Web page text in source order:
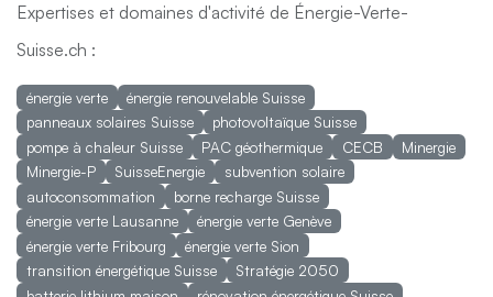
Expertises et domaines d'activité de Énergie-Verte-
Suisse.ch :
énergie verte
énergie renouvelable Suisse
panneaux solaires Suisse
photovoltaïque Suisse
pompe à chaleur Suisse
PAC géothermique CECB
Minergie
Minergie-P
SuisseEnergie
subvention solaire
autoconsommation
borne recharge Suisse
énergie verte Lausanne
énergie verte Genève
énergie verte Fribourg
énergie verte Sion
transition énergétique Suisse
Stratégie 2050